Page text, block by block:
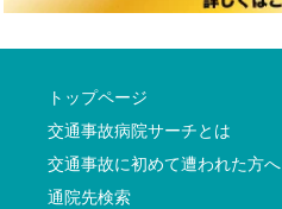
トップページ
交通事故病院サーチとは
交通事故に初めて遭われた方へ
通院先検索